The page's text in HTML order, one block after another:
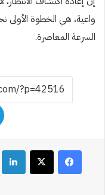
واعية، هي الخطوة الأولى
السرعة المعاصرة.
فيسبوك‫X